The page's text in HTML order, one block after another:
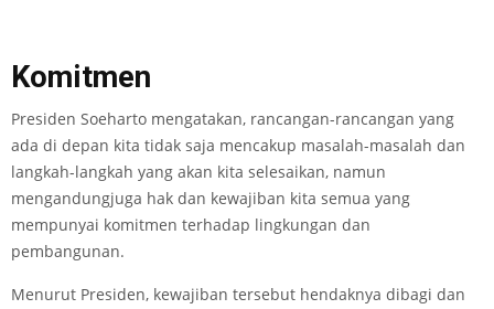
Komitmen
Presiden Soeharto mengatakan, rancangan-rancangan yang
ada di depan kita tidak saja mencakup masalah-masalah dan
langkah-langkah yang akan kita selesaikan, namun
mengandungjuga hak dan kewajiban kita semua yang
mempunyai komitmen terhadap lingkungan dan
pembangunan.
Menurut Presiden, kewajiban tersebut hendaknya dibagi dan